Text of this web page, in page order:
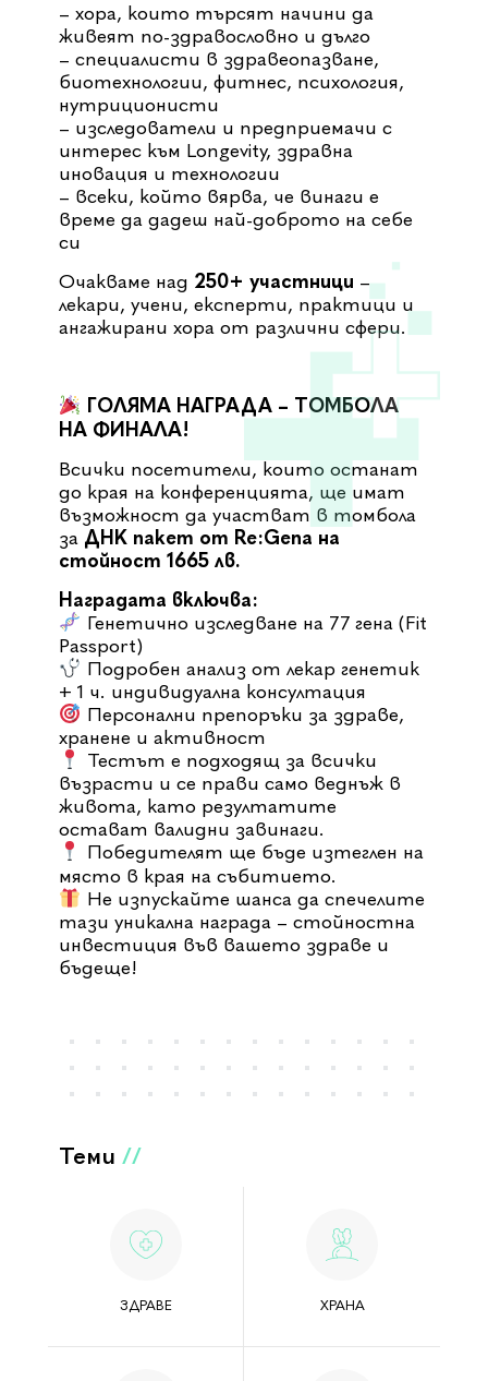
– хора, които търсят начини да
живеят по-здравословно и дълго
– специалисти в здравеопазване,
биотехнологии, фитнес, психология,
нутриционисти
– изследователи и предприемачи с
интерес към Longevity, здравна
иновация и технологии
– всеки, който вярва, че винаги е
време да дадеш най-доброто на себе
си
Очакваме над 250+ участници –
лекари, учени, експерти, практици и
ангажирани хора от различни сфери.
ГОЛЯМА НАГРАДА – ТОМБОЛА
НА ФИНАЛА!
Всички посетители, които останат
до края на конференцията, ще имат
възможност да участват в томбола
за ДНК пакет от Re:Gena на
стойност 1665 лв.
Наградата включва:
Генетично изследване на 77 гена (Fit
Passport)
Подробен анализ от лекар генетик
+ 1 ч. индивидуална консултация
Персонални препоръки за здраве,
хранене и активност
Тестът е подходящ за всички
възрасти и се прави само веднъж в
живота, като резултатите
остават валидни завинаги.
Победителят ще бъде изтеглен на
място в края на събитието.
Не изпускайте шанса да спечелите
тази уникална награда – стойностна
инвестиция във вашето здраве и
бъдеще!
Теми //
ЗДРАВЕ ХРАНА